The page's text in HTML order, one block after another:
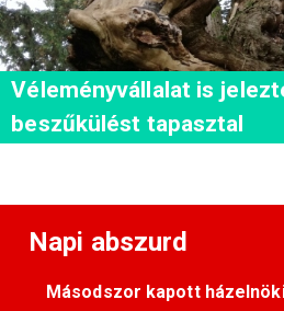
Véleményvállalat is
beszűkülést tapasztal
Napi abszurd
Másodszor kapott